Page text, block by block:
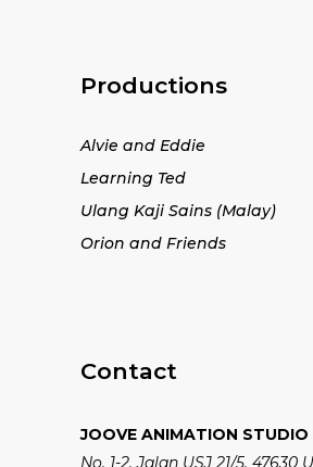
Productions
Alvie and Eddie
Learning Ted
Ulang Kaji Sains (Malay)
Orion and Friends
Contact
JOOVE ANIMATION STUDIO
No. 1-2, Jalan USJ 21/5, 47630